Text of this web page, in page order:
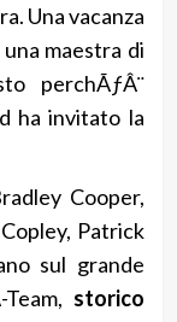
Una vacanza
maestra di
perchÃƒÂ¨
ha invitato la
Cooper,
Patrick
sul grande
storico